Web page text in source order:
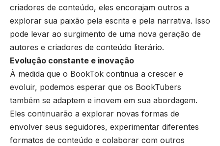
criadores de conteúdo, eles encorajam outros a
explorar sua paixão pela escrita e pela narrativa. Isso
pode levar ao surgimento de uma nova geração de
autores e criadores de conteúdo literário.
Evolução constante e inovação
À medida que o BookTok continua a crescer e
evoluir, podemos esperar que os BookTubers
também se adaptem e inovem em sua abordagem.
Eles continuarão a explorar novas formas de
envolver seus seguidores, experimentar diferentes
formatos de conteúdo e colaborar com outros